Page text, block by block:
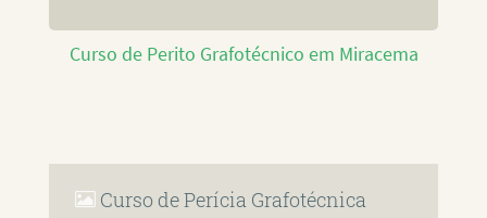
Curso de Perito Grafotécnico em Miracema
Curso de Perícia Grafotécnica